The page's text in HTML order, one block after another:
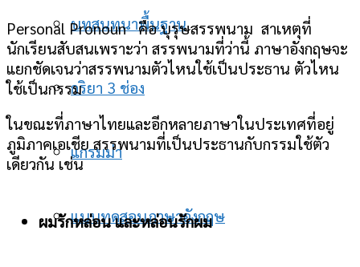
บทสนทนาพื้นฐาน
กริยา 3 ช่อง
แกรมม่า
แบบทดสอบภาษาอังกฤษ
Personal Pronoun คือ บุรุษสรรพนาม สาเหตุที่
นักเรียนสับสนเพราะว่า สรรพนามที่ว่านี้ ภาษาอังกฤษจะ
แยกชัดเจนว่าสรรพนามตัวไหนใช้เป็นประธาน ตัวไหน
ใช้เป็นกรรม
ในขณะที่ภาษาไทยและอีกหลายภาษาในประเทศที่อยู่
ภูมิภาคเอเชีย สรรพนามที่เป็นประธานกับกรรมใช้ตัว
เดียวกัน เช่น
ผมรักหล่อน และหล่อนรักผม